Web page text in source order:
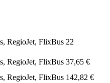
RegioJet, FlixBus 22
RegioJet, FlixBus 37,65 €
RegioJet, FlixBus 142,82 €